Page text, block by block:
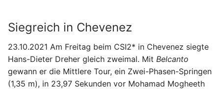
Siegreich in Chevenez
23.10.2021 Am Freitag beim CSI2* in Chevenez siegte
Hans-Dieter Dreher gleich zweimal. Mit Belcanto
gewann er die Mittlere Tour, ein Zwei-Phasen-Springen
(1,35 m), in 23,97 Sekunden vor Mohamad Mogheeth